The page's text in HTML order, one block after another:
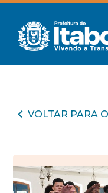
VOLTAR PARA